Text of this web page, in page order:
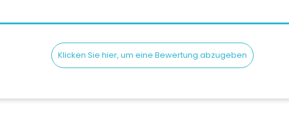
Klicken Sie hier, um eine Bewertung abzugeben